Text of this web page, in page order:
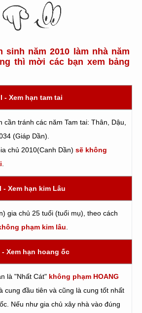
sinh năm 2010 làm nhà năm
thì mời các bạn xem bảng
I - Xem hạn tam tai
cần tránh các năm Tam tai: Thân, Dậu,
(Giáp Dần).
chủ 2010(Canh Dần) sẽ không
- Xem hạn kim Lâu
gia chủ 25 tuổi (tuổi mụ), theo cách
phạm kim lâu
- Xem hạn hoang ốc
là "Nhất Cát" không phạm HOANG
cung đầu tiên và cũng là cung tốt nhất
Nếu như gia chủ xây nhà vào đúng